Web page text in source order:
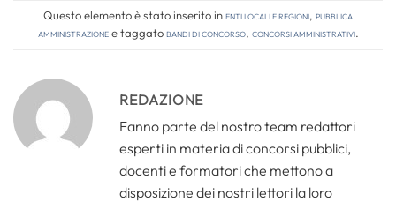
Questo elemento è stato inserito inEnti locali e regioni, Pubblica
amministrazionee taggatobandi di concorso, concorsi amministrativi.
REDAZIONE
Fanno parte del nostro team redattori
esperti in materia di concorsi pubblici,
docenti e formatori che mettono a
disposizione dei nostri lettori la loro